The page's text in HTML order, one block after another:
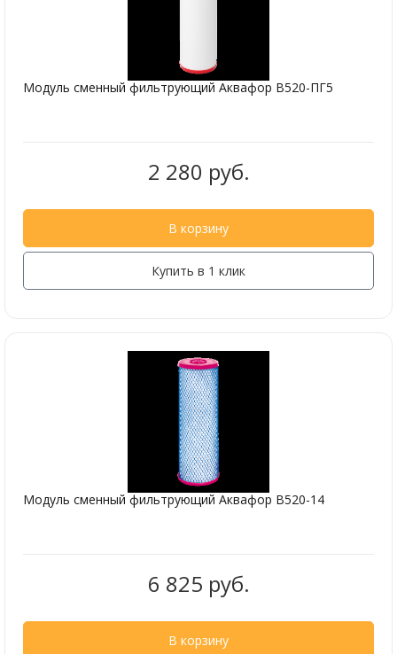
Модуль сменный фильтрующий Аквафор В520-ПГ5
2 280 руб.
В корзину
Купить в 1 клик
Модуль сменный фильтрующий Аквафор В520-14
6 825 руб.
В корзину